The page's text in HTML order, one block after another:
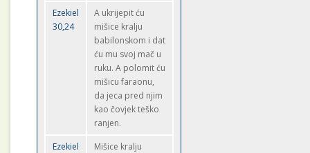
Ezekiel
30,24
A ukrijepit ću
mišice kralju
babilonskom i dat
ću mu svoj mač u
ruku. A polomit ću
mišicu faraonu,
da jeca pred njim
kao čovjek teško
ranjen.
Ezekiel
Mišice kralju